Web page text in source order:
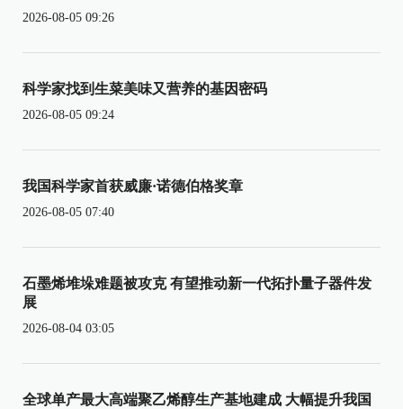
2026-08-05 09:26
科学家找到生菜美味又营养的基因密码
2026-08-05 09:24
我国科学家首获威廉·诺德伯格奖章
2026-08-05 07:40
石墨烯堆垛难题被攻克 有望推动新一代拓扑量子器件发
展
2026-08-04 03:05
全球单产最大高端聚乙烯醇生产基地建成 大幅提升我国